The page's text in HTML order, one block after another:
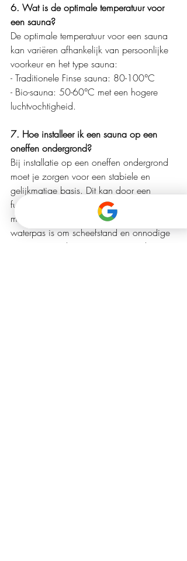
6. Wat is de optimale temperatuur voor
een sauna?
De optimale temperatuur voor een sauna
kan variëren afhankelijk van persoonlijke
voorkeur en het type sauna:
- Traditionele Finse sauna: 80-100°C
- Bio-sauna: 50-60°C met een hogere
luchtvochtigheid.
7. Hoe installeer ik een sauna op een
oneffen ondergrond?
Bij installatie op een oneffen ondergrond
moet je zorgen voor een stabiele en
gelijkmatige basis. Dit kan door een
fundament van beton of houten balken te
maken. Het is belangrijk dat de basis
waterpas is om scheefstand en onnodige
spanning op de constructie te voorkomen.